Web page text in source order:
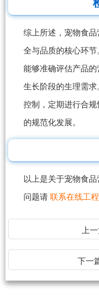
综上所述，宠物食
全与品质的核心环节
能够准确评估产品
生长阶段的生理需
控制，定期进行合
的规范化发展。
以上是关于宠物食
问题请 联系在线工
上
下一